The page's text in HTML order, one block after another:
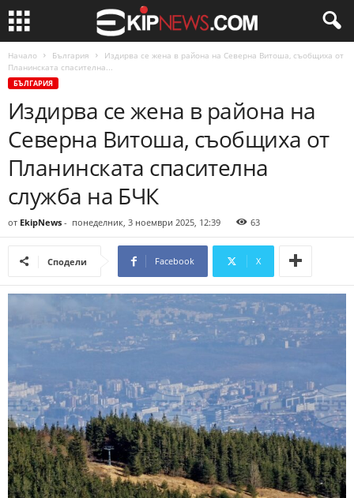
Начало България
Издирва се жена в района на Северна Витоша, съобщиха от
Планинската спасителна...
БЪЛГАРИЯ
Издирва се жена в района на
Северна Витоша, съобщиха от
Планинската спасителна
служба на БЧК
от EkipNews - понеделник, 3 ноември 2025, 12:39 63
Сподели Facebook X